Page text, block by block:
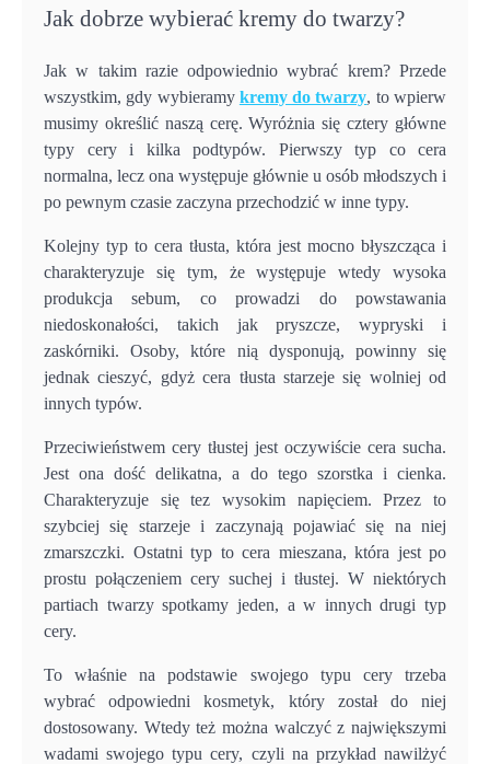
Jak dobrze wybierać kremy do twarzy?
Jak w takim razie odpowiednio wybrać krem? Przede
wszystkim, gdy wybieramy kremy do twarzy, to wpierw
musimy określić naszą cerę. Wyróżnia się cztery główne
typy cery i kilka podtypów. Pierwszy typ co cera
normalna, lecz ona występuje głównie u osób młodszych i
po pewnym czasie zaczyna przechodzić w inne typy.
Kolejny typ to cera tłusta, która jest mocno błyszcząca i
charakteryzuje się tym, że występuje wtedy wysoka
produkcja sebum, co prowadzi do powstawania
niedoskonałości, takich jak pryszcze, wypryski i
zaskórniki. Osoby, które nią dysponują, powinny się
jednak cieszyć, gdyż cera tłusta starzeje się wolniej od
innych typów.
Przeciwieństwem cery tłustej jest oczywiście cera sucha.
Jest ona dość delikatna, a do tego szorstka i cienka.
Charakteryzuje się tez wysokim napięciem. Przez to
szybciej się starzeje i zaczynają pojawiać się na niej
zmarszczki. Ostatni typ to cera mieszana, która jest po
prostu połączeniem cery suchej i tłustej. W niektórych
partiach twarzy spotkamy jeden, a w innych drugi typ
cery.
To właśnie na podstawie swojego typu cery trzeba
wybrać odpowiedni kosmetyk, który został do niej
dostosowany. Wtedy też można walczyć z największymi
wadami swojego typu cery, czyli na przykład nawilżyć